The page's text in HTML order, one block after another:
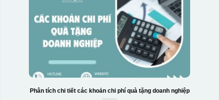
Phân tích chi tiết các khoản chi phí quà tặng doanh nghiệp